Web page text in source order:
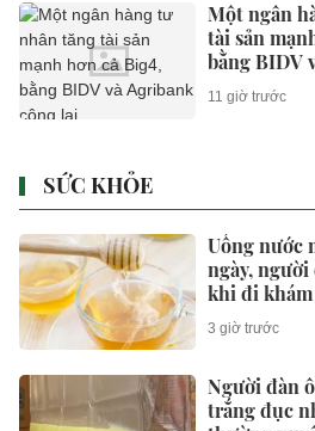
Một ngân
tài sản
bằng BIDV
lại
11 giờ trước
SỨC KHỎE
Uống nước
ngày,
khi đi khám
3 giờ trước
Người đàn
trắng đục